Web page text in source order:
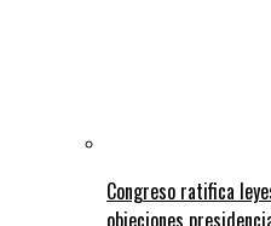
Congreso ratifica